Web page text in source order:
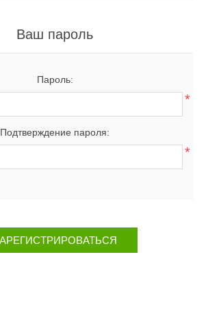
Ваш пароль
Пароль:
*
Подтверждение пароля:
*